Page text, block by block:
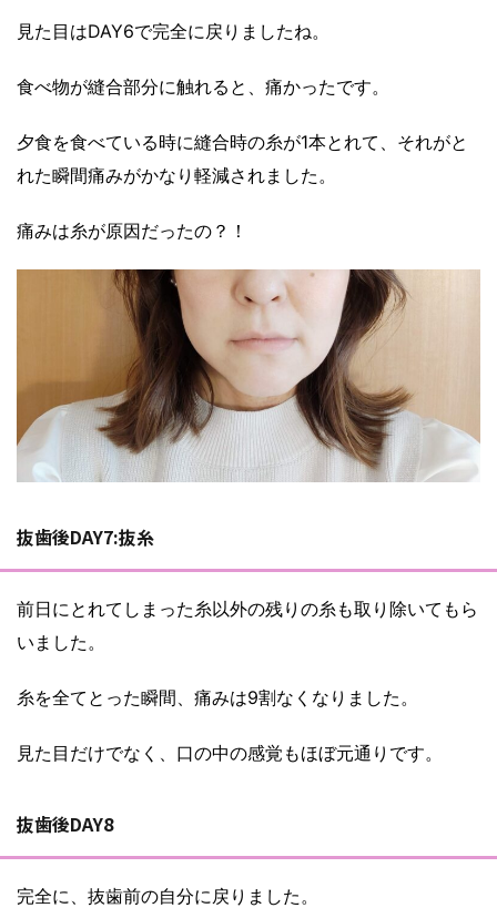
見た目はDAY6で完全に戻りましたね。
食べ物が縫合部分に触れると、痛かったです。
夕食を食べている時に縫合時の糸が1本とれて、それがと
れた瞬間痛みがかなり軽減されました。
痛みは糸が原因だったの？！
抜歯後DAY7:抜糸
前日にとれてしまった糸以外の残りの糸も取り除いてもら
いました。
糸を全てとった瞬間、痛みは9割なくなりました。
見た目だけでなく、口の中の感覚もほぼ元通りです。
抜歯後DAY8
完全に、抜歯前の自分に戻りました。